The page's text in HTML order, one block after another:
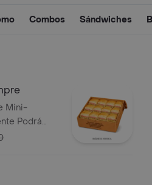
Combos Sándwiches
Mini-
Podrá
Cualquiera